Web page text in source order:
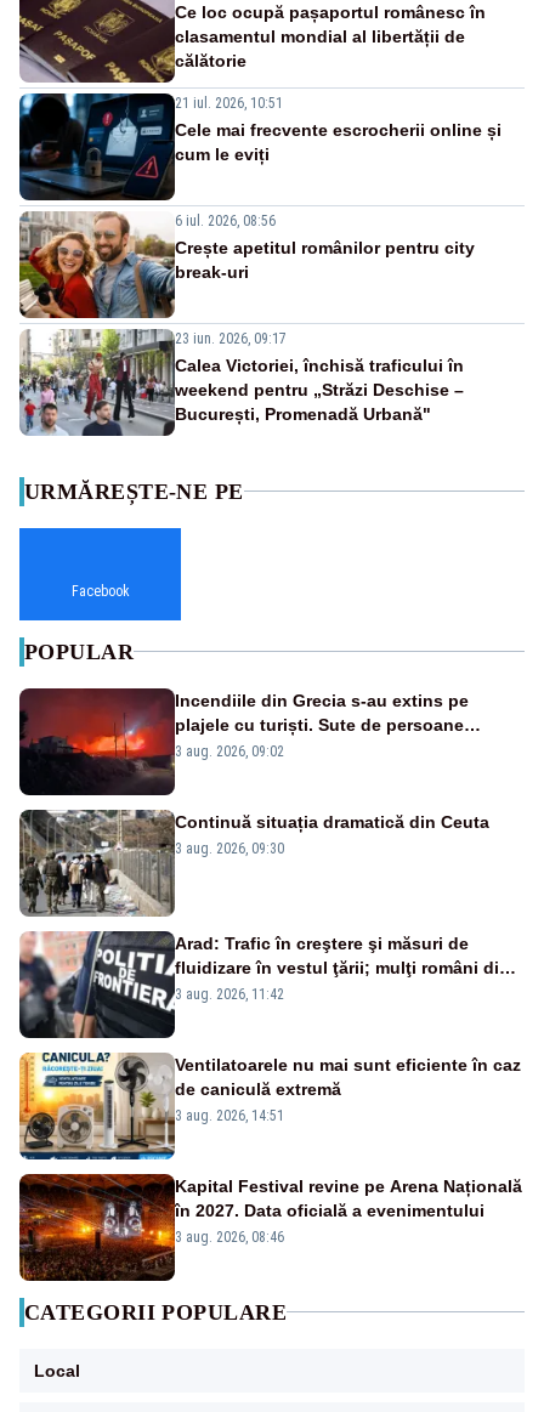
Ce loc ocupă pașaportul românesc în
clasamentul mondial al libertății de
călătorie
21 iul. 2026, 10:51
Cele mai frecvente escrocherii online și
cum le eviți
6 iul. 2026, 08:56
Crește apetitul românilor pentru city
break-uri
23 iun. 2026, 09:17
Calea Victoriei, închisă traficului în
weekend pentru „Străzi Deschise –
București, Promenadă Urbană"
URMĂREȘTE-NE PE
Facebook
POPULAR
Incendiile din Grecia s-au extins pe
plajele cu turiști. Sute de persoane
evacuate pe mare, drumuri blocate de
3 aug. 2026, 09:02
Continuă situația dramatică din Ceuta
3 aug. 2026, 09:30
Arad: Trafic în creştere şi măsuri de
fluidizare în vestul ţării; mulţi români din
Europa vin în concedii
3 aug. 2026, 11:42
Ventilatoarele nu mai sunt eficiente în caz
de caniculă extremă
3 aug. 2026, 14:51
Kapital Festival revine pe Arena Națională
în 2027. Data oficială a evenimentului
3 aug. 2026, 08:46
CATEGORII POPULARE
Local